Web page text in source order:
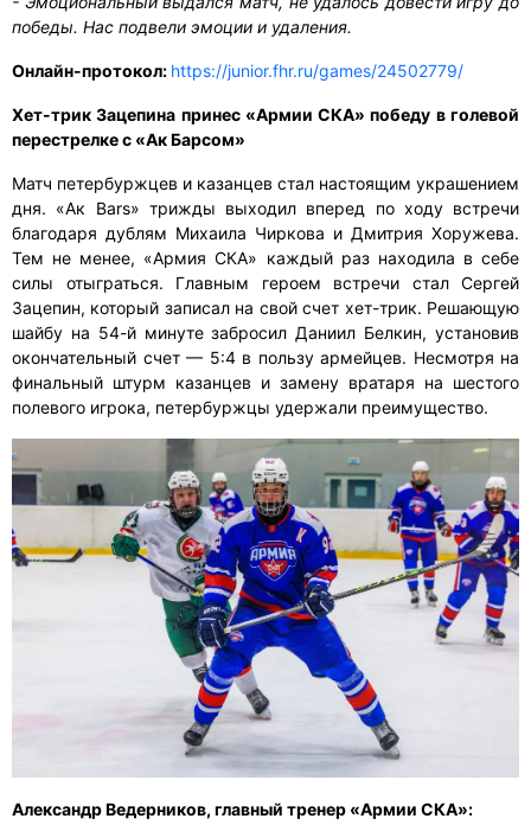
победы. Нас подвели эмоции и удаления.
Онлайн-протокол: https://junior.fhr.ru/games/24502779/
Хет-трик Зацепина принес «Армии СКА» победу в голевой
перестрелке с «Ак Барсом»
Матч петербуржцев и казанцев стал настоящим украшением
дня. «Ак Bars» трижды выходил вперед по ходу встречи
благодаря дублям Михаила Чиркова и Дмитрия Хоружева.
Тем не менее, «Армия СКА» каждый раз находила в себе
силы отыграться. Главным героем встречи стал Сергей
Зацепин, который записал на свой счет хет-трик. Решающую
шайбу на 54-й минуте забросил Даниил Белкин, установив
окончательный счет — 5:4 в пользу армейцев. Несмотря на
финальный штурм казанцев и замену вратаря на шестого
полевого игрока, петербуржцы удержали преимущество.
Александр Ведерников, главный тренер «Армии СКА»: